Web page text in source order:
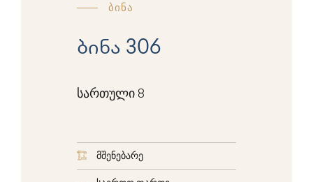
ბინა
ბინა 306
სართული 8
მშენებარე